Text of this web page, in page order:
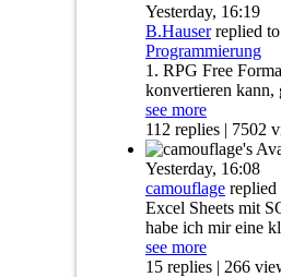
Yesterday, 16:19
B.Hauserreplied to
Programmierung
1. RPG Free
konvertieren kann,
see more
112 replies | 7502
Yesterday, 16:08
camouflage replied
Excel Sheets mit
habe ich mir eine
see more
15 replies | 266